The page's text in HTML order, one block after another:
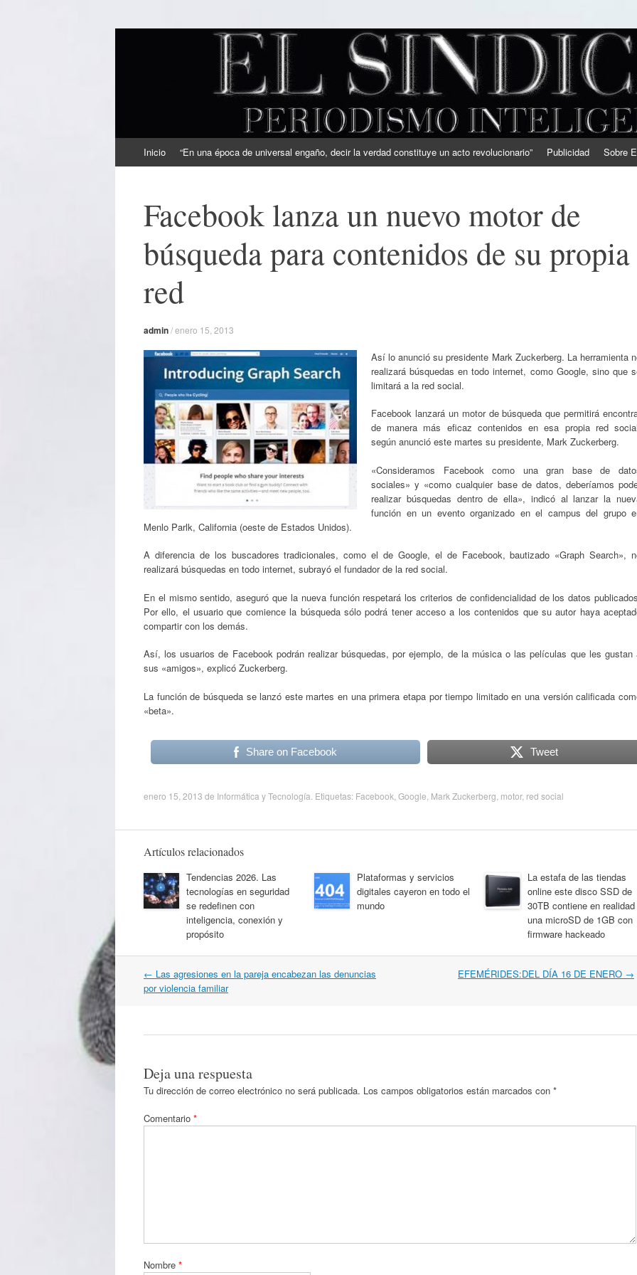
EL SINDICAL
Periodismo Inteligente
al
Inicio “En una época de universal engaño, decir la verdad constituye un acto revolucionario” Publicidad Sobre
Facebook lanza un nuevo motor de
búsqueda para contenidos de su propia
red
admin/enero 15, 2013
Así lo anunció su presidente Mark Zuckerberg. La herramienta
realizará búsquedas en todo internet, como Google, sino que
limitará a la red social.
Facebook lanzará un motor de búsqueda que permitirá
de manera más eficaz contenidos en esa propia red
según anunció este martes su presidente, Mark Zuckerberg.
«Consideramos Facebook como una gran base de
sociales» y «como cualquier base de datos, deberíamos
realizar búsquedas dentro de ella», indicó al lanzar la
función en un evento organizado en el campus del grupo
Menlo Parlk, California (oeste de Estados Unidos).
A diferencia de los buscadores tradicionales, como el de Google, el de Facebook, bautizado «Graph Search»,
realizará búsquedas en todo internet, subrayó el fundador de la red social.
En el mismo sentido, aseguró que la nueva función respetará los criterios de confidencialidad de los datos
Por ello, el usuario que comience la búsqueda sólo podrá tener acceso a los contenidos que su autor haya
compartir con los demás.
Así, los usuarios de Facebook podrán realizar búsquedas, por ejemplo, de la música o las películas que les gustan
sus «amigos», explicó Zuckerberg.
La función de búsqueda se lanzó este martes en una primera etapa por tiempo limitado en una versión calificada
«beta».
Share on Facebook Tweet
enero 15, 2013 de Informática y Tecnología . Etiquetas: Facebook Google Mark Zuckerberg motor, red social
Artículos relacionados
Tendencias 2026. Las
tecnologías en seguridad
se redefinen con
inteligencia, conexión y
propósito
Plataformas y servicios
digitales cayeron en todo el
mundo
La estafa de las tiendas
online este disco SSD de
30TB contiene en realidad
una microSD de 1GB con
firmware hackeado
Navegación
por
← Las agresiones en la pareja encabezan las denuncias
por violencia familiar
EFEMÉRIDES:DEL DÍA 16 DE ENERO →
Deja una respuesta
Tu dirección de correo electrónico no será publicada. Los campos obligatorios están marcados con *
Comentario *
Nombre *